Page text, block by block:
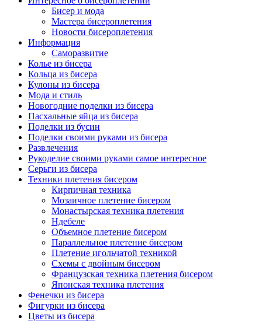
Бисер и мода
Мастера бисероплетения
Новости бисероплетения
Информация
Саморазвитие
Колье из бисера
Кольца из бисера
Кулоны из бисера
Мода и стиль
Новогодние поделки из бисера
Пасхальные яйца из бисера
Поделки из бусин
Поделки своими руками из бисера
Развлечения
Рукоделие своими руками самое интересное
Серьги из бисера
Техники плетения бисером
Кирпичная техника
Мозаичное плетение бисером
Монастырская техника плетения
Ндебеле
Объемное плетение бисером
Параллельное плетение бисером
Плетение игольчатой техникой
Схемы с двойным бисером
Французская техника плетения бисером
Японская техника плетения
Фенечки из бисера
Фигурки из бисера
Цветы из бисера